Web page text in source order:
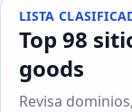
LISTA
Top 98
goods
Revisa